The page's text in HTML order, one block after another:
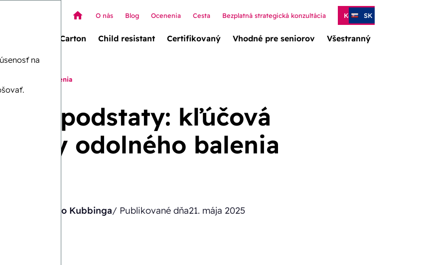
na
(novinka!) Carton Child resistant Certifikovaný Vhodné pre seniorov Všestranný
O nás Blog Ocenenia Cesta Bezplatná strategická konzultácia KontaktSK
odolného balenia
podstaty: kľúčová
odolného balenia
Timo Kubbinga/ Publikované dňa21. mája 2025